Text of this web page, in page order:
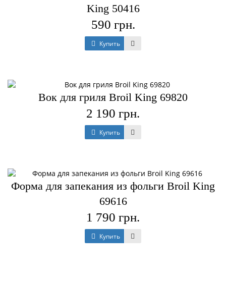
King 50416
590 грн.
Купить
Вок для гриля Broil King 69820
2 190 грн.
Купить
Форма для запекания из фольги Broil King
69616
1 790 грн.
Купить